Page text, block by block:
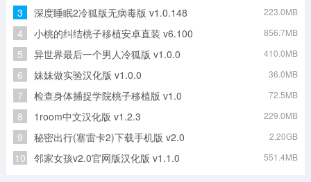
传奇176复古传奇免费版 古界神之领域原版
3 深度睡眠2冷狐版无病毒版 v1.0.148 223.0MB
4 小桃的纠结桃子移植安卓直装 v6.100 856.7MB
5 异世界最后一个男人冷狐版 v1.0.0 410.0MB
6 妹妹做实验汉化版 v1.0.0 36.0MB
7 检查身体捕捉学院桃子移植版 v1.0 72.5MB
8 1room中文汉化版 v1.2.3 229.0MB
9 秘密出行(塞雷卡2)下载手机版 v2.0 2.20GB
10 邻家女孩v2.0官网版汉化版 v1.1.0 551.4MB